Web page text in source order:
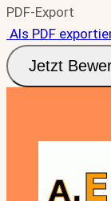
PDF-Export
Als PDF
Jetzt